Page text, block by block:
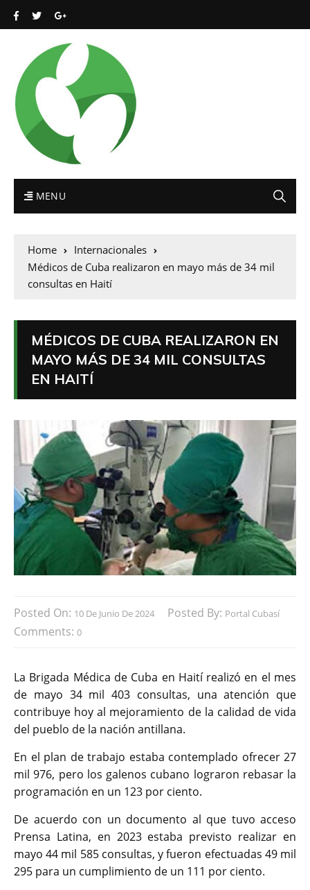
MENU
Home
Internacionales
Médicos de Cuba realizaron en mayo más de 34 mil
consultas en Haití
MÉDICOS DE CUBA REALIZARON EN
MAYO MÁS DE 34 MIL CONSULTAS
EN HAITÍ
Posted On: 10 De Junio De 2024 Posted By: Portal Cubasí
Comments: 0
La Brigada Médica de Cuba en Haití realizó en el mes
de mayo 34 mil 403 consultas, una atención que
contribuye hoy al mejoramiento de la calidad de vida
del pueblo de la nación antillana.
En el plan de trabajo estaba contemplado ofrecer 27
mil 976, pero los galenos cubano lograron rebasar la
programación en un 123 por ciento.
De acuerdo con un documento al que tuvo acceso
Prensa Latina, en 2023 estaba previsto realizar en
mayo 44 mil 585 consultas, y fueron efectuadas 49 mil
295 para un cumplimiento de un 111 por ciento.